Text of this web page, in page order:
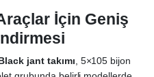
İçin Geniş
jant takımı , 5×105 bijon